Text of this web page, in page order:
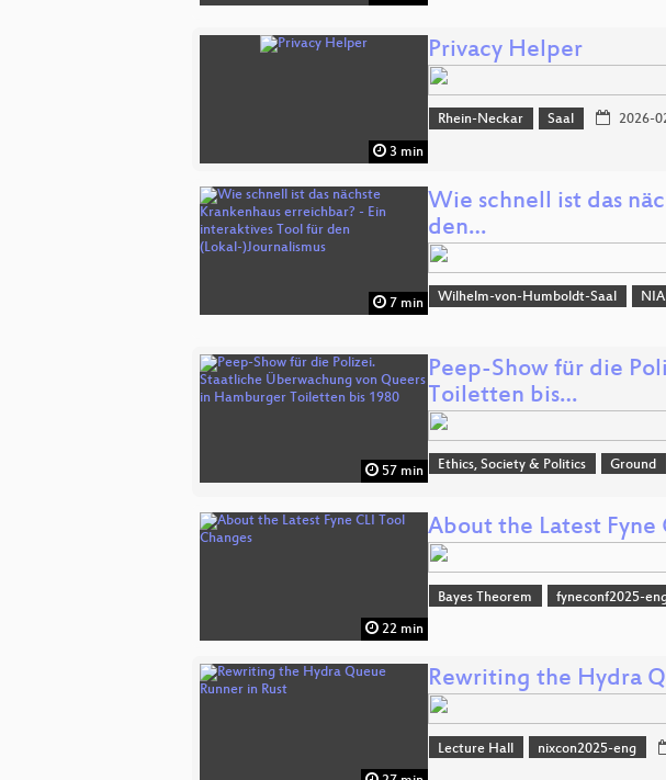
3 min
Privacy Helper
Rhein-Neckar Saal 2026-
7 min
Wie schnell ist das
den…
Wilhelm-von-Humboldt-Saal
57 min
Peep-Show für die
Toiletten bis…
Ethics, Society & Politics Ground
22 min
About the Latest Fyne
Bayes Theorem fyneconf2025-
Rewriting the Hydra
Lecture Hall nixcon2025-eng